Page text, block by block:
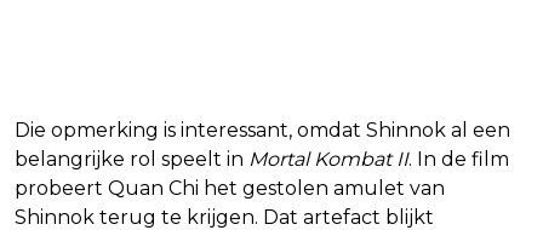
Die opmerking is interessant, omdat Shinnok al een
belangrijke rol speelt in Mortal Kombat II. In de film
probeert Quan Chi het gestolen amulet van
Shinnok terug te krijgen. Dat artefact blijkt